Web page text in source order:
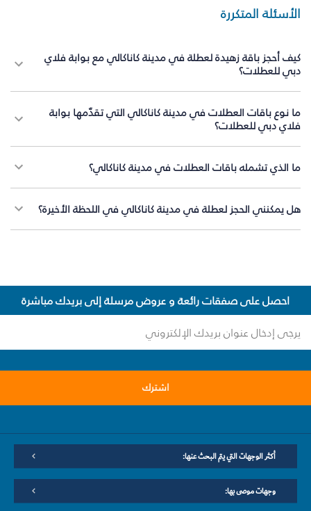
الأسئلة المتكررة
كيف أحجز باقة زهيدة لعطلة في مدينة كاناكالي مع بوابة فلاي
دبي للعطلات؟
ما نوع باقات العطلات في مدينة كاناكالي التي تقدّمها بوابة
فلاي دبي للعطلات؟
ما الذي تشمله باقات العطلات في مدينة كاناكالي؟
هل يمكنني الحجز لعطلة في مدينة كاناكالي في اللحظة الأخيرة؟
احصل على صفقات رائعة و عروض مرسلة إلى بريدك مباشرة
اشترك
أكثر الوجهات التي يتم البحث عنها:
وجهات موصى بها: